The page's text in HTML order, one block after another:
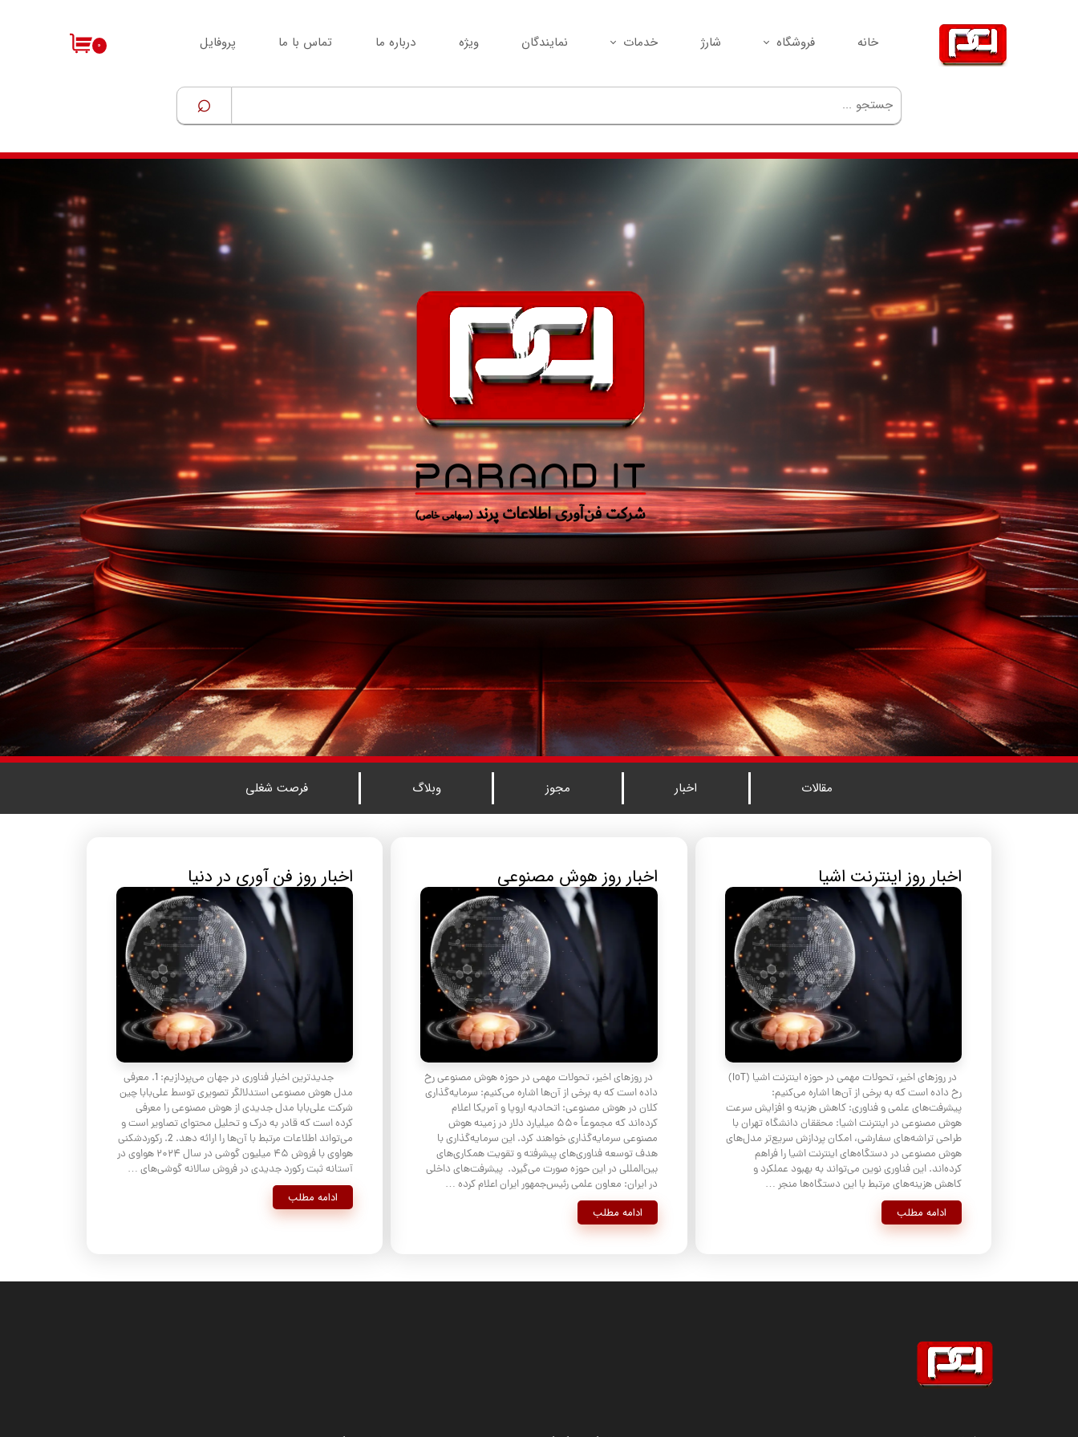
خانه فروشگاه
مودم
گوشی
لوازم جانبی
شارژ خدمات
خرید انواع مودم کارکرده
پیامک انبوه
تمام کدهای دستوری (USSD)
تعویض مودم کارکرده با مودم نو
نمایندگان ویژه درباره ما تماس با ما پروفایل ۰
⌕
مقالات اخبار مجوز وبلاگ فرصت شغلی
اخبار روز اینترنت اشیا
در روزهای اخیر، تحولات مهمی در حوزه اینترنت اشیا (IoT)
رخ داده است که به برخی از آن‌ها اشاره می‌کنیم:
پیشرفت‌های علمی و فناوری: کاهش هزینه و افزایش سرعت
هوش مصنوعی در اینترنت اشیا: محققان دانشگاه تهران با
طراحی تراشه‌های سفارشی، امکان پردازش سریع‌تر مدل‌های
هوش مصنوعی در دستگاه‌های اینترنت اشیا را فراهم
کرده‌اند. این فناوری نوین می‌تواند به بهبود عملکرد و
کاهش هزینه‌های مرتبط با این دستگاه‌ها منجر …
ادامه مطلب
اخبار روز هوش مصنوعی
در روزهای اخیر، تحولات مهمی در حوزه هوش مصنوعی رخ
داده است که به برخی از آن‌ها اشاره می‌کنیم:​ سرمایه‌گذاری
کلان در هوش مصنوعی: اتحادیه اروپا و آمریکا اعلام
کرده‌اند که مجموعاً ۵۵۰ میلیارد دلار در زمینه هوش
مصنوعی سرمایه‌گذاری خواهند کرد. این سرمایه‌گذاری با
هدف توسعه فناوری‌های پیشرفته و تقویت همکاری‌های
بین‌المللی در این حوزه صورت می‌گیرد. ​ پیشرفت‌های داخلی
در ایران: معاون علمی رئیس‌جمهور ایران اعلام کرده …
ادامه مطلب
اخبار روز فن آوری در دنیا
جدیدترین اخبار فناوری در جهان می‌پردازیم: 1. معرفی
مدل هوش مصنوعی استدلالگر تصویری توسط علی‌بابا چین
شرکت علی‌بابا مدل جدیدی از هوش مصنوعی را معرفی
کرده است که قادر به درک و تحلیل محتوای تصاویر است و
می‌تواند اطلاعات مرتبط با آن‌ها را ارائه دهد. 2. رکوردشکنی
هواوی با فروش ۴۵ میلیون گوشی در سال ۲۰۲۴ هواوی در
آستانه ثبت رکورد جدیدی در فروش سالانه گوشی‌های …
ادامه مطلب